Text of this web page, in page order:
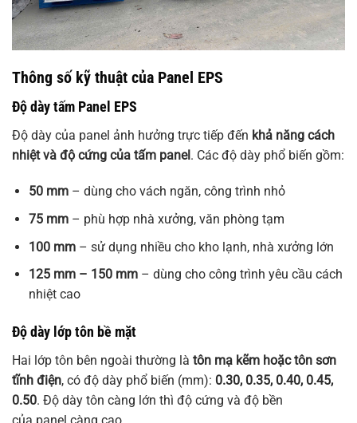
Thông số kỹ thuật của Panel EPS
Độ dày tấm Panel EPS
Độ dày của panel ảnh hưởng trực tiếp đến khả năng cách
nhiệt và độ cứng của tấm panel. Các độ dày phổ biến gồm:
50 mm– dùng cho vách ngăn, công trình nhỏ
75 mm– phù hợp nhà xưởng, văn phòng tạm
100 mm– sử dụng nhiều cho kho lạnh, nhà xưởng lớn
125 mm – 150 mm– dùng cho công trình yêu cầu cách
nhiệt cao
Độ dày lớp tôn bề mặt
Hai lớp tôn bên ngoài thường là tôn mạ kẽm hoặc tôn sơn
tĩnh điện, có độ dày phổ biến (mm): 0.30, 0.35, 0.40, 0.45,
0.50. Độ dày tôn càng lớn thì độ cứng và độ bền